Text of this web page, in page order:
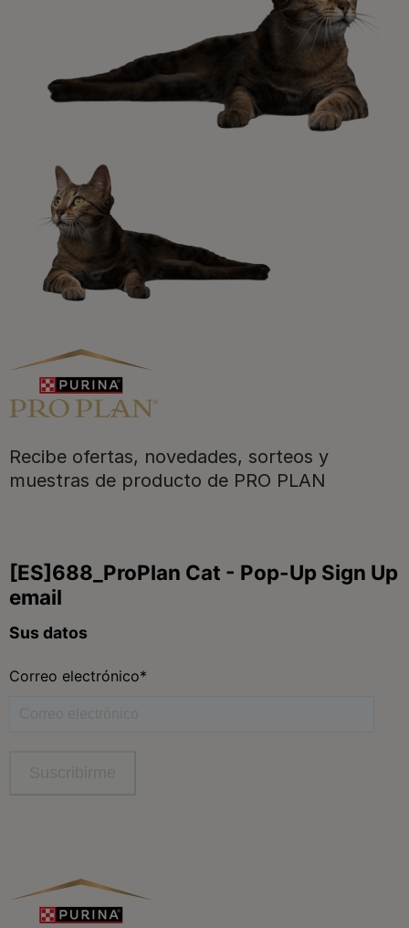
Promociones, concursos, descuentos y ofertas de
todas nuestras marcas.​
¡No te lo pierdas, únete a Purina y empieza
a disfrutar ya de las ventajas!​
Recibe ofertas, novedades, sorteos y
muestras de producto de PRO PLAN
Purina
Para nuestros socios
Síguenos
Aviso Legal Política General de Privacidad